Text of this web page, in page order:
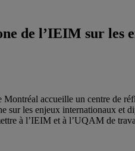
de l’IEIM sur les
accueille un centre de
sur les enjeux internationaux et
à l’IEIM et à l’UQAM de